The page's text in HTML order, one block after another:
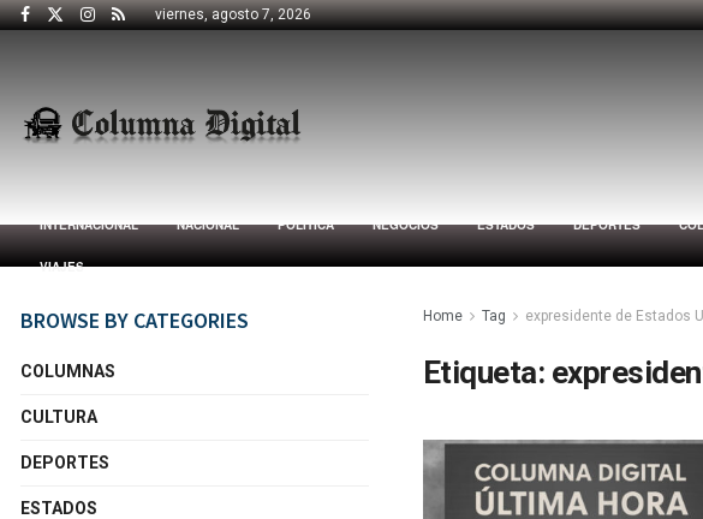
viernes, agosto 7, 2026
INTERNACIONAL NACIONAL POLÍTICA NEGOCIOS ESTADOS DEPORTES
VIAJES
Home Tag expresidente de Estados
Etiqueta:
BROWSE BY CATEGORIES
COLUMNAS
CULTURA
DEPORTES
ESTADOS